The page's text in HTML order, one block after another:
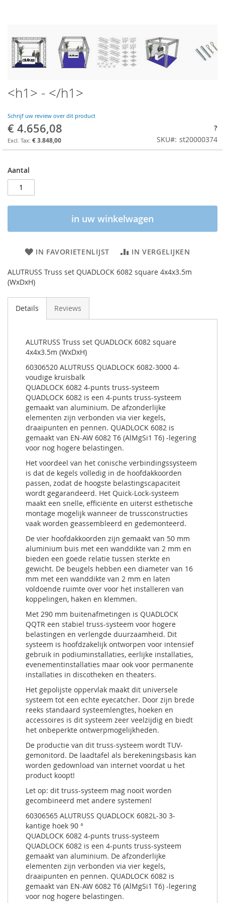
<h1> - </h1>
Schrijf uw review over dit product
€ 4.656,08
€ 3.848,00
?
SKU
st20000374
Aantal
in uw winkelwagen
IN FAVORIETENLIJST IN VERGELIJKEN
ALUTRUSS Truss set QUADLOCK 6082 square 4x4x3.5m
(WxDxH)
Details Reviews
ALUTRUSS Truss set QUADLOCK 6082 square
4x4x3.5m (WxDxH)
60306520 ALUTRUSS QUADLOCK 6082-3000 4-
voudige kruisbalk
QUADLOCK 6082 4-punts truss-systeem
QUADLOCK 6082 is een 4-punts truss-systeem
gemaakt van aluminium. De afzonderlijke
elementen zijn verbonden via vier kegels,
draaipunten en pennen. QUADLOCK 6082 is
gemaakt van EN-AW 6082 T6 (AlMgSi1 T6) -legering
voor nog hogere belastingen.
Het voordeel van het conische verbindingssysteem
is dat de kegels volledig in de hoofdakkoorden
passen, zodat de hoogste belastingscapaciteit
wordt gegarandeerd. Het Quick-Lock-systeem
maakt een snelle, efficiënte en uiterst esthetische
montage mogelijk wanneer de trussconstructies
vaak worden geassembleerd en gedemonteerd.
De vier hoofdakkoorden zijn gemaakt van 50 mm
aluminium buis met een wanddikte van 2 mm en
bieden een goede relatie tussen sterkte en
gewicht. De beugels hebben een diameter van 16
mm met een wanddikte van 2 mm en laten
voldoende ruimte over voor het installeren van
koppelingen, haken en klemmen.
Met 290 mm buitenafmetingen is QUADLOCK
QQTR een stabiel truss-systeem voor hogere
belastingen en verlengde duurzaamheid. Dit
systeem is hoofdzakelijk ontworpen voor intensief
gebruik in podiuminstallaties, eerlijke installaties,
evenementinstallaties maar ook voor permanente
installaties in discotheken en theaters.
Het gepolijste oppervlak maakt dit universele
systeem tot een echte eyecatcher. Door zijn brede
reeks standaard systeemlengtes, hoeken en
accessoires is dit systeem zeer veelzijdig en biedt
het onbeperkte ontwerpmogelijkheden.
De productie van dit truss-systeem wordt TUV-
gemonitord. De laadtafel als berekeningsbasis kan
worden gedownload van internet voordat u het
product koopt!
Let op: dit truss-systeem mag nooit worden
gecombineerd met andere systemen!
60306565 ALUTRUSS QUADLOCK 6082L-30 3-
kantige hoek 90 °
QUADLOCK 6082 4-punts truss-systeem
QUADLOCK 6082 is een 4-punts truss-systeem
gemaakt van aluminium. De afzonderlijke
elementen zijn verbonden via vier kegels,
draaipunten en pennen. QUADLOCK 6082 is
gemaakt van EN-AW 6082 T6 (AlMgSi1 T6) -legering
voor nog hogere belastingen.